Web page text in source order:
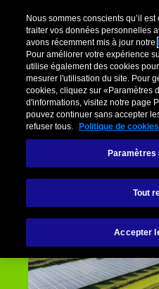
Nous sommes conscients qu’il
traiter vos données personnelles
avons récemment mis à jour notre
Pour améliorer votre expérience
utilise également des cookies
mesurer l'utilisation du site. Pour
cookies, cliquez sur «Paramètres
d'informations, visitez notre page
pouvez continuer sans accepter
refuser tous.
Politique de cookies
Paramètres
Tout
Accepter